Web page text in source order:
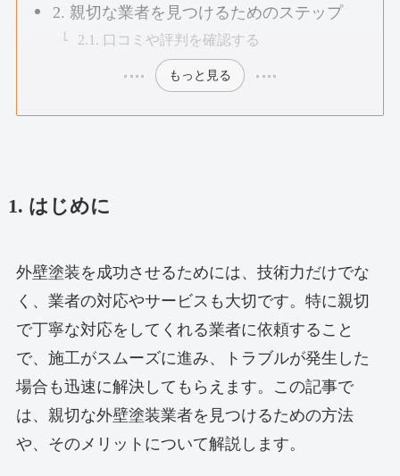
2. 親切な業者を見つけるためのステップ
2.1. 口コミや評判を確認する
もっと見る
1. はじめに
外壁塗装を成功させるためには、技術力だけでな
く、業者の対応やサービスも大切です。特に親切
で丁寧な対応をしてくれる業者に依頼すること
で、施工がスムーズに進み、トラブルが発生した
場合も迅速に解決してもらえます。この記事で
は、親切な外壁塗装業者を見つけるための方法
や、そのメリットについて解説します。